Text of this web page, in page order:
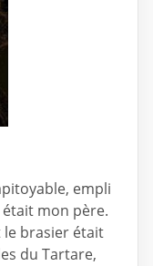
empli
mon père.
le brasier était
du Tartare,